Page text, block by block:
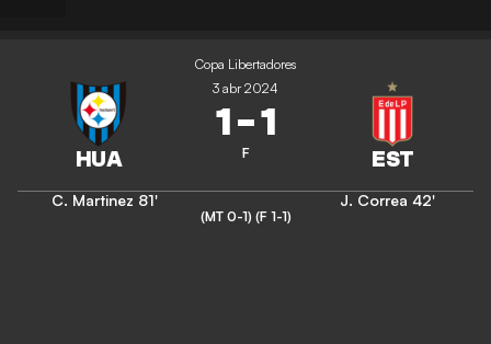
Copa Libertadores
3 abr 2024
1-1
F
C. Martinez 81' J. Correa 42'
(MT 0-1) (F 1-1)